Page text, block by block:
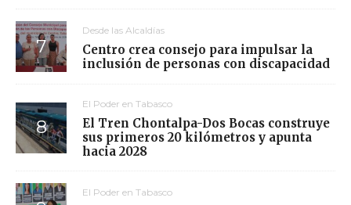
Desde las Alcaldías
Centro crea consejo para impulsar la
inclusión de personas con discapacidad
El Poder en Tabasco
El Tren Chontalpa-Dos Bocas construye
sus primeros 20 kilómetros y apunta
hacia 2028
El Poder en Tabasco